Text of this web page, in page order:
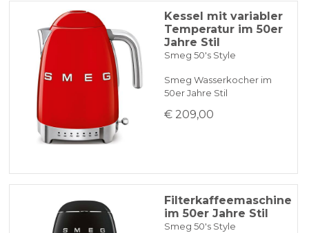
Kessel mit variabler
Temperatur im 50er
Jahre Stil
Smeg 50's Style
Smeg Wasserkocher im
50er Jahre Stil
€ 209,00
Filterkaffeemaschine
im 50er Jahre Stil
Smeg 50's Style